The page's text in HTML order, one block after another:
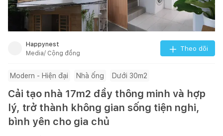
Happynest
Media/ Cộng đồng
Theo dõi
Modern - Hiện đại Nhà ống Dưới 30m2
Cải tạo nhà 17m2 đầy thông minh và hợp
lý, trở thành không gian sống tiện nghi,
bình yên cho gia chủ